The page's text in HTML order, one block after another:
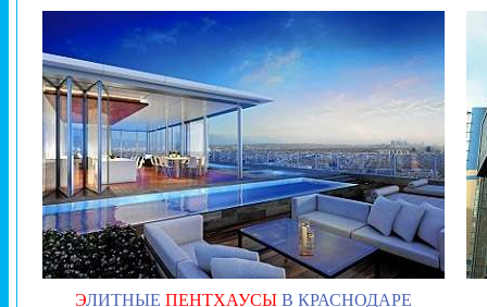
ЭЛИТНЫЕ ПЕНТХАУСЫВ КРАСНОДАРЕ